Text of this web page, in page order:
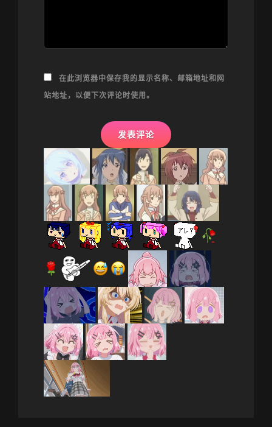
在此浏览器中保存我的显示名称、邮箱地址和网
站地址，以便下次评论时使用。